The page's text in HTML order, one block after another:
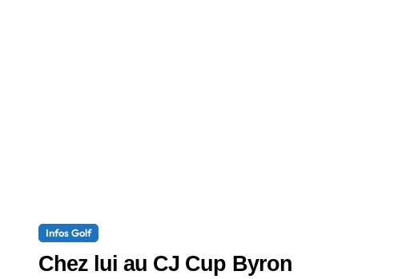
Infos Golf
Chez lui au CJ Cup Byron